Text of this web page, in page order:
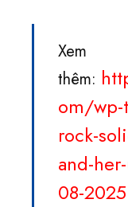
Xem
thêm:
om/wp-
rock-
and-
08-2025